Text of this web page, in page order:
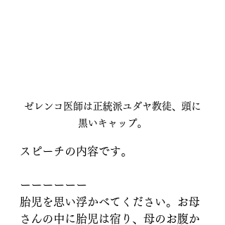
ゼレンコ医師は正統派ユダヤ教徒、頭に
黒いキャップ。
スピーチの内容です。
ーーーーーー
胎児を思い浮かべてください。お母
さんの中に胎児は宿り、母のお腹か